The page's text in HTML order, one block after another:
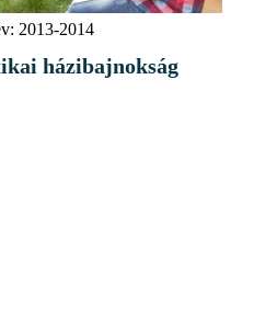
2013-2014
házibajnokság